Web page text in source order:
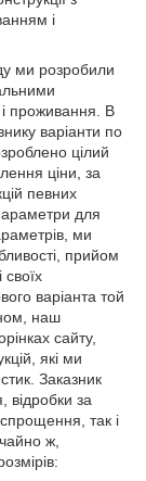
і
ми розробили
проживання. В
варіанти по
цілий
ціни, за
певних
для
ми
прийом
своїх
варіанта той
наш
сайту,
які ми
Заказник
відробки за
так і
ж,